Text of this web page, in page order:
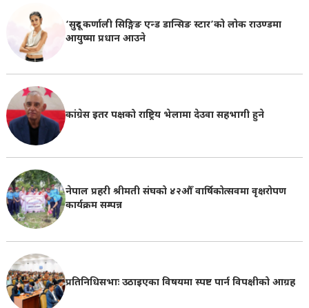
‘सुदूर कर्णाली सिङ्गिङ एन्ड डान्सिङ स्टार’को लोक राउण्डमा
आयुष्मा प्रधान आउने
कांग्रेस इतर पक्षको राष्ट्रिय भेलामा देउवा सहभागी हुने
नेपाल प्रहरी श्रीमती संघको ४२औँ वार्षिकोत्सवमा वृक्षरोपण
कार्यक्रम सम्पन्न
प्रतिनिधिसभाः उठाइएका विषयमा स्पष्ट पार्न विपक्षीको आग्रह